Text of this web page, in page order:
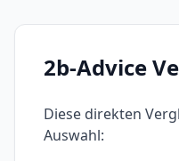
2b-Advice
Diese direkten
Auswahl: